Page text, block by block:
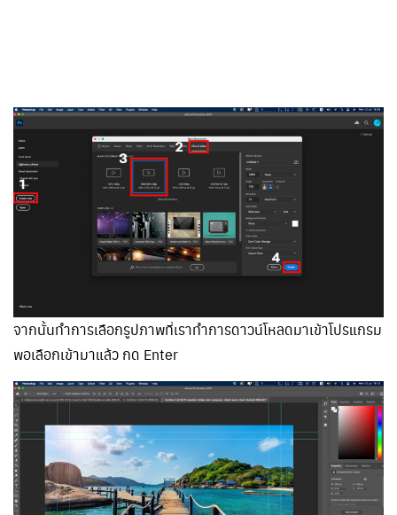
จากนั้นทำการเลือกรูปภาพที่เราทำการดาวน์โหลดมาเข้าโปรแกรม
พอเลือกเข้ามาแล้ว กด Enter